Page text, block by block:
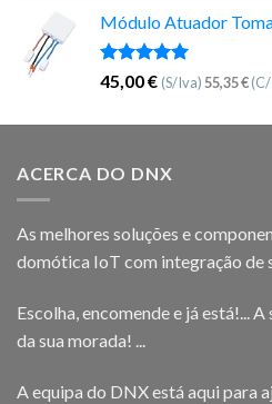
Módulo Atuador
Avaliação
5.00
de 5
45,00€ (S/Iva)55,35€
ACERCA DO DNX
As melhores soluções e
domótica IoT com integração de
Escolha, encomende e já está!...
da sua morada! ...
A equipa do DNX está aqui para